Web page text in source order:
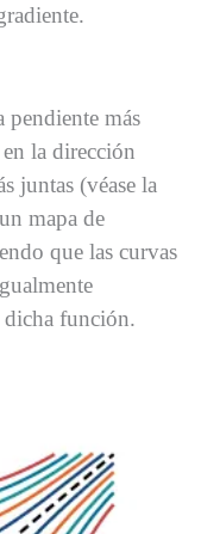
más
la dirección
juntas (véase la
mapa de
que las curvas
dicha función.